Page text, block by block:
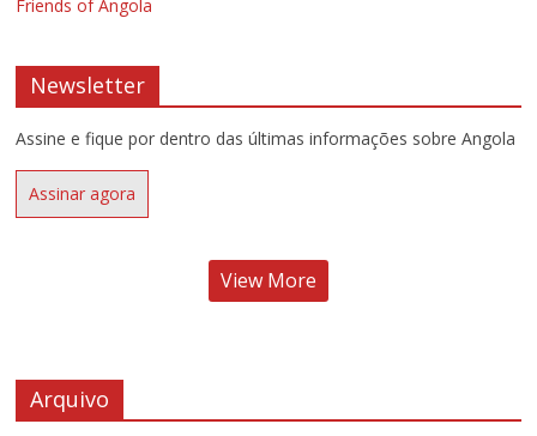
Friends of Angola
Newsletter
Assine e fique por dentro das últimas informações sobre Angola
Assinar agora
View More
Arquivo